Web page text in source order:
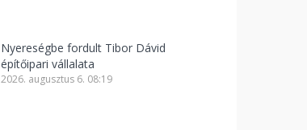
Nyereségbe fordult Tibor Dávid
építőipari vállalata
2026. augusztus 6. 08:19